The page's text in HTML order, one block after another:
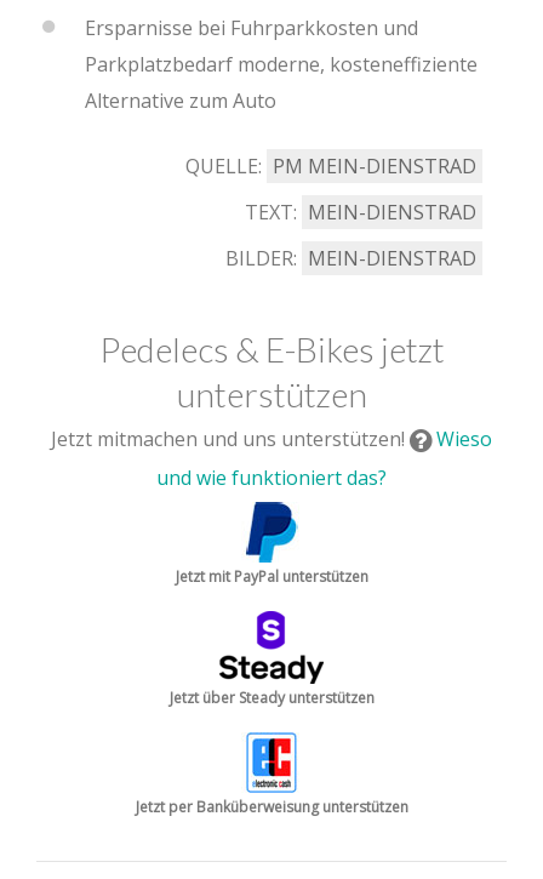
Ersparnisse bei Fuhrparkkosten und
Parkplatzbedarf moderne, kosteneffiziente
Alternative zum Auto
QUELLE: PM MEIN-DIENSTRAD
TEXT: MEIN-DIENSTRAD
BILDER: MEIN-DIENSTRAD
Pedelecs & E-Bikes jetzt
unterstützen
Jetzt mitmachen und uns unterstützen!
Wieso
und wie funktioniert das?
Jetzt mit PayPal unterstützen
Jetzt über Steady unterstützen
Jetzt per Banküberweisung unterstützen